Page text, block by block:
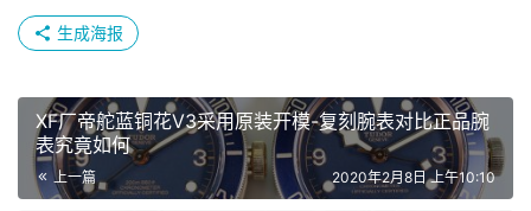
生成海报
XF厂帝舵蓝铜花V3采用原装开模-复刻腕表对比正品腕
表究竟如何
上一篇 2020年2月8日 上午10:10